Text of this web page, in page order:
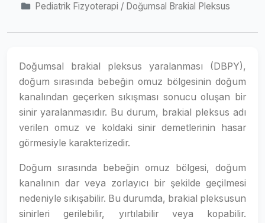
Pediatrik Fizyoterapi / Doğumsal Brakial Pleksus
Doğumsal brakial pleksus yaralanması (DBPY),
doğum sırasında bebeğin omuz bölgesinin doğum
kanalından geçerken sıkışması sonucu oluşan bir
sinir yaralanmasıdır. Bu durum, brakial pleksus adı
verilen omuz ve koldaki sinir demetlerinin hasar
görmesiyle karakterizedir.
Doğum sırasında bebeğin omuz bölgesi, doğum
kanalının dar veya zorlayıcı bir şekilde geçilmesi
nedeniyle sıkışabilir. Bu durumda, brakial pleksusun
sinirleri gerilebilir, yırtılabilir veya kopabilir.